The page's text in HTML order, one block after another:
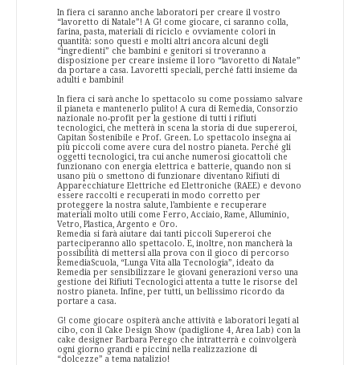
In fiera ci saranno anche laboratori per creare il vostro
“lavoretto di Natale”! A G! come giocare, ci saranno colla,
farina, pasta, materiali di riciclo e ovviamente colori in
quantità: sono questi e molti altri ancora alcuni degli
“ingredienti” che bambini e genitori si troveranno a
disposizione per creare insieme il loro “lavoretto di Natale”
da portare a casa. Lavoretti speciali, perché fatti insieme da
adulti e bambini!
In fiera ci sarà anche lo spettacolo su come possiamo salvare
il pianeta e mantenerlo pulito! A cura di Remedia, Consorzio
nazionale no-profit per la gestione di tutti i rifiuti
tecnologici, che metterà in scena la storia di due supereroi,
Capitan Sostenibile e Prof. Green. Lo spettacolo insegna ai
più piccoli come avere cura del nostro pianeta. Perché gli
oggetti tecnologici, tra cui anche numerosi giocattoli che
funzionano con energia elettrica e batterie, quando non si
usano più o smettono di funzionare diventano Rifiuti di
Apparecchiature Elettriche ed Elettroniche (RAEE) e devono
essere raccolti e recuperati in modo corretto per
proteggere la nostra salute, l’ambiente e recuperare
materiali molto utili come Ferro, Acciaio, Rame, Alluminio,
Vetro, Plastica, Argento e Oro.
Remedia si farà aiutare dai tanti piccoli Supereroi che
parteciperanno allo spettacolo. E, inoltre, non mancherà la
possibilità di mettersi alla prova con il gioco di percorso
RemediaScuola, “Lunga Vita alla Tecnologia”, ideato da
Remedia per sensibilizzare le giovani generazioni verso una
gestione dei Rifiuti Tecnologici attenta a tutte le risorse del
nostro pianeta. Infine, per tutti, un bellissimo ricordo da
portare a casa.
G! come giocare ospiterà anche attività e laboratori legati al
cibo, con il Cake Design Show (padiglione 4, Area Lab) con la
cake designer Barbara Perego che intratterrà e coinvolgerà
ogni giorno grandi e piccini nella realizzazione di
“dolcezze” a tema natalizio!